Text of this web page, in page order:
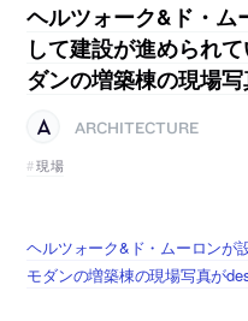
ヘルツォーク&ド・ム
して建設が進められ
ダンの増築棟の現場
ARCHITECTURE
現場
ヘルツォーク&ド・ムーロンが
モダンの増築棟の現場写真が